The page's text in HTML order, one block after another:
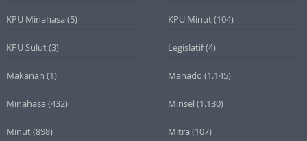
KPU Minahasa (5) KPU Minut(104)
KPU Sulut(3) Legislatif(4)
Makanan (1) Manado (1.145)
Minahasa (432) Minsel (1.130)
Minut(898) Mitra (107)